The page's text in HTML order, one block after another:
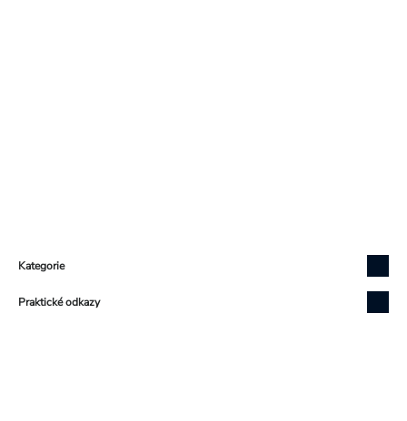
Kategorie
Praktické odkazy